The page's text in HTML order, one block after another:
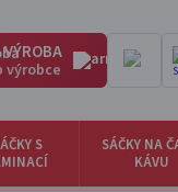
výrobce
S
SÁČKY NA
KÁVU